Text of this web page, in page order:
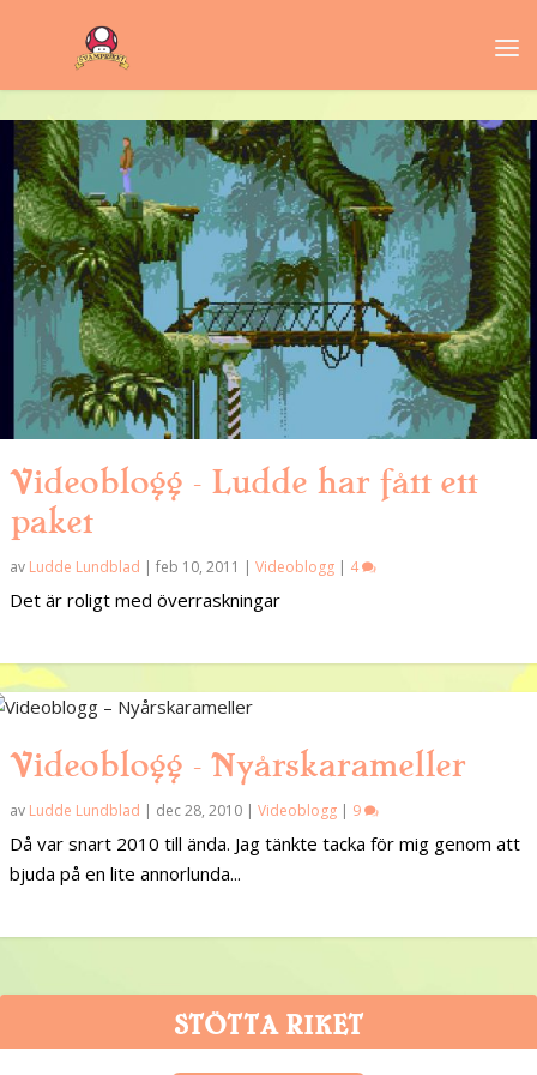
Videoblogg – Ludde har fått ett
paket
av Ludde Lundblad | feb 10, 2011 | Videoblogg | 4
Det är roligt med överraskningar
Videoblogg – Nyårskarameller
av Ludde Lundblad | dec 28, 2010 | Videoblogg | 9
Då var snart 2010 till ända. Jag tänkte tacka för mig genom att
bjuda på en lite annorlunda...
STÖTTA RIKET